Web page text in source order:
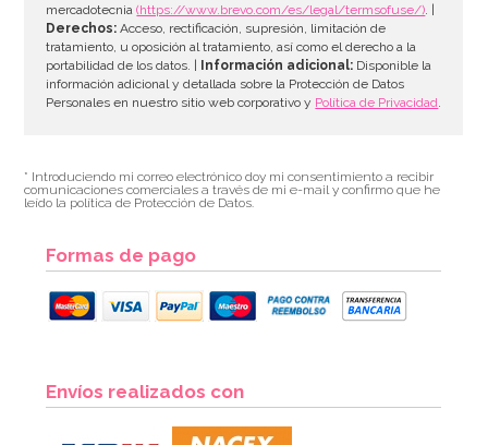
mercadotecnia(https://www.brevo.com/es/legal/termsofuse/). |
Derechos: Acceso, rectificación, supresión, limitación de
tratamiento, u oposición al tratamiento, así como el derecho a la
portabilidad de los datos. |
Información adicional: Disponible la
información adicional y detallada sobre la Protección de Datos
Personales en nuestro sitio web corporativo y Política de Privacidad.
* Introduciendo mi correo electrónico doy mi consentimiento a recibir
comunicaciones comerciales a través de mi e-mail y confirmo que he
leído la política de Protección de Datos.
Formas de pago
Envíos realizados con